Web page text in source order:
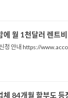
에 월 1천달러 렌트
신청 안내 https://
체 84개월 할부도 등